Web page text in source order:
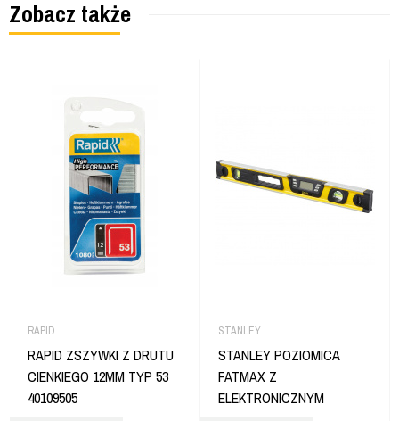
Zobacz także
RAPID
RAPID ZSZYWKI Z DRUTU
CIENKIEGO 12MM TYP 53
40109505
STANLEY
STANLEY POZIOMICA
FATMAX Z
ELEKTRONICZNYM